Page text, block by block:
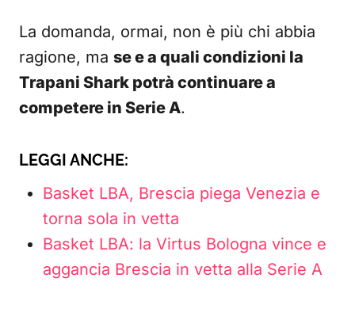
La domanda, ormai, non è più chi abbia
ragione, ma se e a quali condizioni la
Trapani Shark potrà continuare a
competere in Serie A.
LEGGI ANCHE:
Basket LBA, Brescia piega Venezia e
torna sola in vetta
Basket LBA: la Virtus Bologna vince e
aggancia Brescia in vetta alla Serie A